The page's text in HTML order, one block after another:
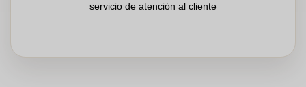
servicio de atención al cliente